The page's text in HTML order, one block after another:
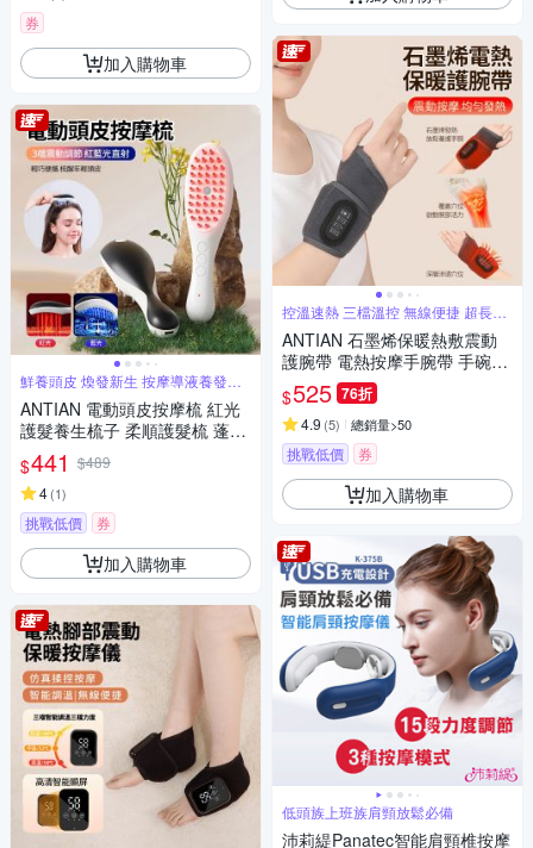
券
加入購物車
鮮養頭皮 煥發新生 按摩導液養發三
合一
ANTIAN 電動頭皮按摩梳 紅光
護髮養生梳子 柔順護髮梳 蓬鬆
按摩頭皮護理梳
$441 $489
4(1)
挑戰低價 券
加入購物車
控溫速熱 三檔溫控 無線便捷 超長續
航
ANTIAN 石墨烯保暖熱敷震動
護腕帶 電熱按摩手腕帶 手碗按
摩儀 手腕保暖神器
$525 76折
4.9 (5) 總銷量>50
挑戰低價 券
加入購物車
低頭族上班族肩頸放鬆必備
沛莉緹Panatec智能肩頸椎按摩